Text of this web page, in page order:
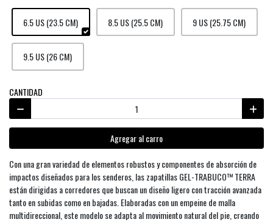
6.5 US (23.5 CM) 8.5 US (25.5 CM) 9 US (25.75 CM)
9.5 US (26 CM)
CANTIDAD
Agregar al carro
Con una gran variedad de elementos robustos y componentes de absorción de
impactos diseñados para los senderos, las zapatillas GEL-TRABUCO™ TERRA
están dirigidas a corredores que buscan un diseño ligero con tracción avanzada
tanto en subidas como en bajadas. Elaboradas con un empeine de malla
multidireccional, este modelo se adapta al movimiento natural del pie, creando